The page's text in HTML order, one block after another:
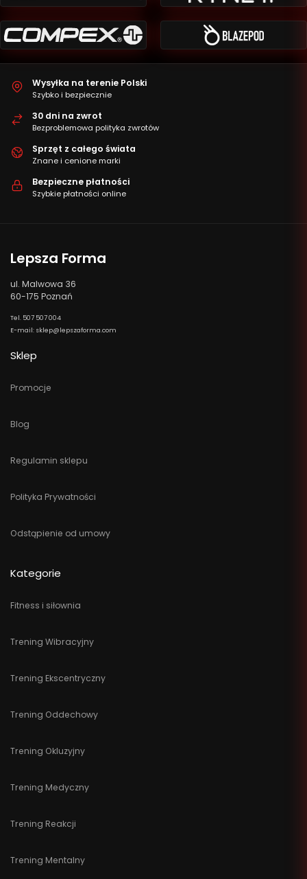
Wysyłka na terenie Polski
Szybko i bezpiecznie
30 dni na zwrot
Bezproblemowa polityka zwrotów
Sprzęt z całego świata
Znane i cenione marki
Bezpieczne płatności
Szybkie płatności online
Lepsza Forma
ul. Malwowa 36
60-175 Poznań
Tel. 507 507 004
E-mail: sklep@lepszaforma.com
Sklep
Promocje
Blog
Regulamin sklepu
Polityka Prywatności
Odstąpienie od umowy
Kategorie
Fitness i siłownia
Trening Wibracyjny
Trening Ekscentryczny
Trening Oddechowy
Trening Okluzyjny
Trening Medyczny
Trening Reakcji
Trening Mentalny